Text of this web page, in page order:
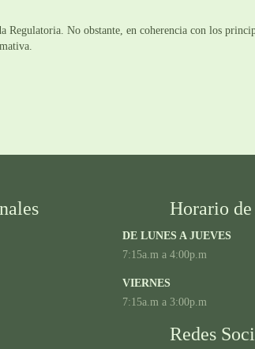
No obstante, en coherencia con los
Horario
DE LUNES A JUEVES
7:15a.m a 4:00p.m
VIERNES
7:15a.m a 3:00p.m
Redes